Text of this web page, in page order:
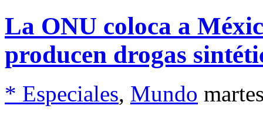
La ONU coloca a
producen drogas
* Especiales, Mundo